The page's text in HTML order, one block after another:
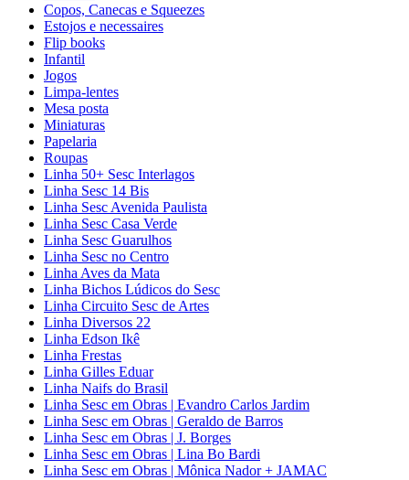
Copos, Canecas e Squeezes
Estojos e necessaires
Flip books
Infantil
Jogos
Limpa-lentes
Mesa posta
Miniaturas
Papelaria
Roupas
Linha 50+ Sesc Interlagos
Linha Sesc 14 Bis
Linha Sesc Avenida Paulista
Linha Sesc Casa Verde
Linha Sesc Guarulhos
Linha Sesc no Centro
Linha Aves da Mata
Linha Bichos Lúdicos do Sesc
Linha Circuito Sesc de Artes
Linha Diversos 22
Linha Edson Ikê
Linha Frestas
Linha Gilles Eduar
Linha Naifs do Brasil
Linha Sesc em Obras | Evandro Carlos Jardim
Linha Sesc em Obras | Geraldo de Barros
Linha Sesc em Obras | J. Borges
Linha Sesc em Obras | Lina Bo Bardi
Linha Sesc em Obras | Mônica Nador + JAMAC